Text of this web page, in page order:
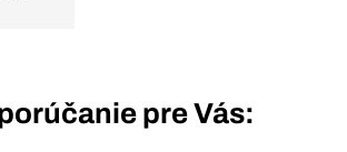
pre Vás: